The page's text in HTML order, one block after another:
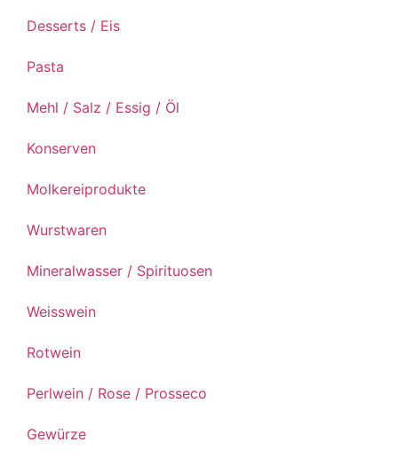
Desserts / Eis
Pasta
Mehl / Salz / Essig / Öl
Konserven
Molkereiprodukte
Wurstwaren
Mineralwasser / Spirituosen
Weisswein
Rotwein
Perlwein / Rose / Prosseco
Gewürze